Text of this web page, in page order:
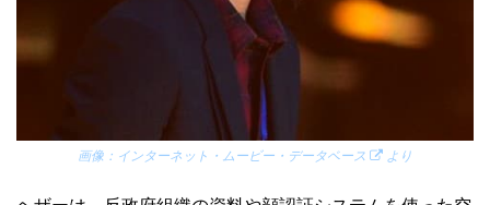
画像： インターネット・ムービー・データベース より